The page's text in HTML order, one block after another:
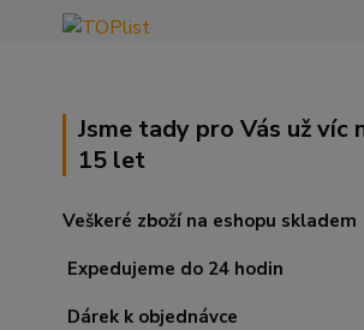
Jsme tady pro Vás už víc
15 let
Veškeré zboží na eshopu skladem
Expedujeme do 24 hodin
Dárek k objednávce